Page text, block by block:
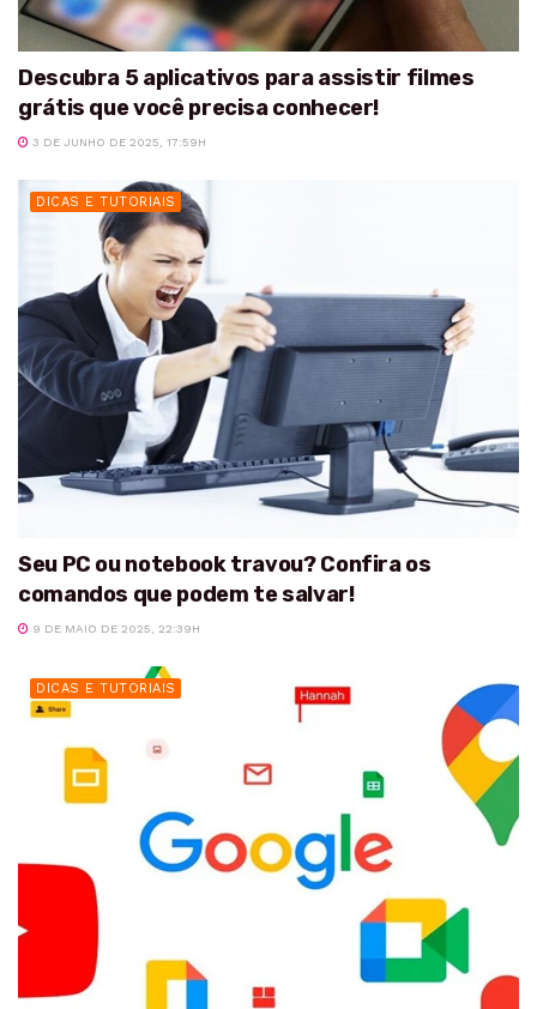
Descubra 5 aplicativos para assistir filmes
grátis que você precisa conhecer!
3 DE JUNHO DE 2025, 17:59H
DICAS E TUTORIAIS
Seu PC ou notebook travou? Confira os
comandos que podem te salvar!
9 DE MAIO DE 2025, 22:39H
DICAS E TUTORIAIS